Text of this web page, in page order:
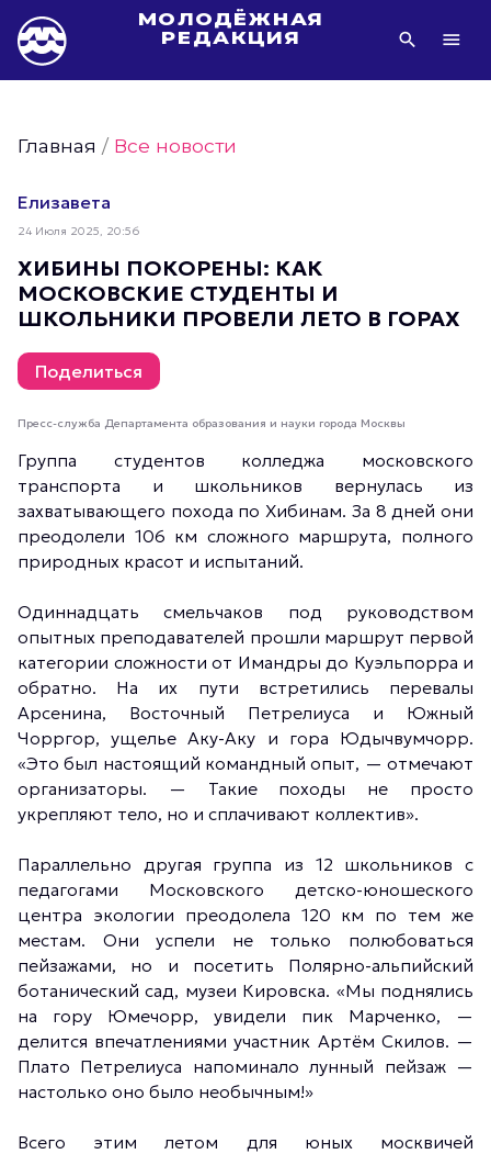
МОЛОДЁЖНАЯ
РЕДАКЦИЯ
Фотогалереи Молодёжи Москвы
Статьи Молодёжи Москвы
Молодёжь Москвы культурная
Молодёжь Москвы спортивная
Молодёжь Москвы в движении
Молодёжь Москвы здоровая
Молодёжь Москвы профессиональная
Молодёжь Москвы туристическая
Все новости
Главная /Все новости
Елизавета
24 Июля 2025, 20:56
ХИБИНЫ ПОКОРЕНЫ: КАК
МОСКОВСКИЕ СТУДЕНТЫ И
ШКОЛЬНИКИ ПРОВЕЛИ ЛЕТО В ГОРАХ
Поделиться
Пресс-служба Департамента образования и науки города Москвы
Группа студентов колледжа московского
транспорта и школьников вернулась из
захватывающего похода по Хибинам. За 8 дней они
преодолели 106 км сложного маршрута, полного
природных красот и испытаний.
Одиннадцать смельчаков под руководством
опытных преподавателей прошли маршрут первой
категории сложности от Имандры до Куэльпорра и
обратно. На их пути встретились перевалы
Арсенина, Восточный Петрелиуса и Южный
Чорргор, ущелье Аку-Аку и гора Юдычвумчорр.
«Это был настоящий командный опыт, — отмечают
организаторы. — Такие походы не просто
укрепляют тело, но и сплачивают коллектив».
Параллельно другая группа из 12 школьников с
педагогами Московского детско-юношеского
центра экологии преодолела 120 км по тем же
местам. Они успели не только полюбоваться
пейзажами, но и посетить Полярно-альпийский
ботанический сад, музеи Кировска. «Мы поднялись
на гору Юмечорр, увидели пик Марченко, —
делится впечатлениями участник Артём Скилов. —
Плато Петрелиуса напоминало лунный пейзаж —
настолько оно было необычным!»
Всего этим летом для юных москвичей